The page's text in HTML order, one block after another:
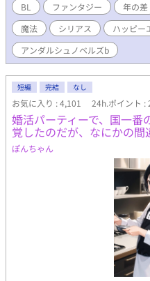
必須ではない性的な表現（下
ラクターの関係やストーリー
者にとって大切な作品を守るた
ば幸いです。 あと、タイトル
人公が悲しむシーンが多いで
定です。主人公が恋心を自覚
※女性は普通に登場しますが、
線で主人公たちを見ていない
が、異性愛が主流の世界です
きになる自分はおかしいので
は、保護者として主人公を温
BL ファンタジー 年の差
魔法
シリアス
ハッピー
アンダルシュノベルズb
短編 完結 なし
お気に入り : 4,101 24h.ポイント :
婚活パーティーで、国一
覚したのだが、なにかの間
ぽんちゃん